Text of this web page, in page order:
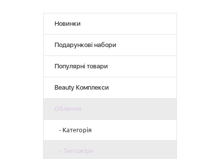
Новинки
Подарункові набори
Популярні товари
Beauty Комплекси
Обличчя
- Категорія
- Автозасмага
- Тип шкіри